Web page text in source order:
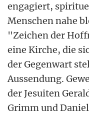
engagiert,
Menschen nahe
"Zeichen der
eine Kirche, die
der Gegenwart
Aussendung.
der Jesuiten
Grimm und